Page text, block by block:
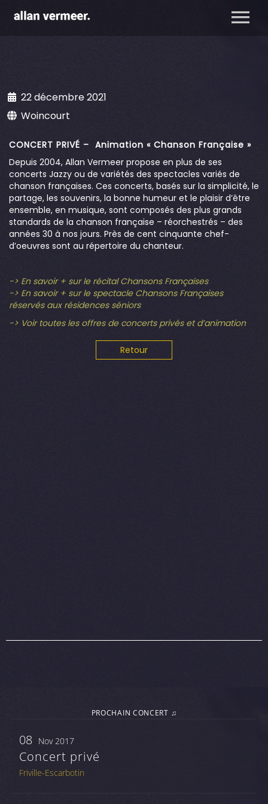
22 décembre 2021
Woincourt
CONCERT PRIVÉ – Animation « Chanson Française »
Depuis 2004, Allan Vermeer propose en plus de ses
concerts Jazzy ou de variétés des spectacles variés de
chanson françaises. Ces concerts, basés sur la simplicité, le
partage, les souvenirs, la bonne humeur et le plaisir d’être
ensemble, en musique, sont composés des plus grands
standards de la chanson française – réorchestrés – des
années 30 à nos jours. Près de cent cinquante chef-
d’oeuvres sont au répertoire du chanteur.
-> En savoir + sur le récital Chansons Françaises
-> En savoir + sur le spectacle Chansons Françaises
réservés aux résidences séniors
-> Voir toutes les offres de concerts privés et d’animation
Retour
PROCHAIN CONCERT ♫
08 Nov 2017
Concert privé
Friville-Escarbotin